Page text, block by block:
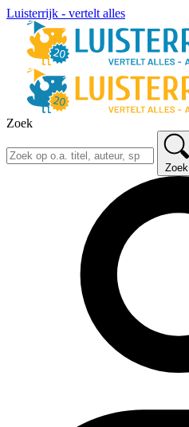
Luisterrijk - vertelt alles
Zoek
Zoek